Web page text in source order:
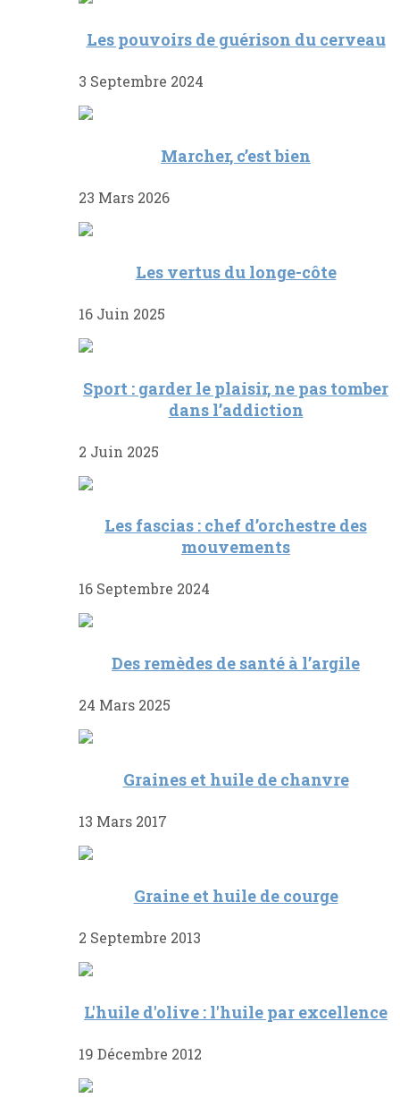
Les pouvoirs de guérison du cerveau
3 Septembre 2024
Marcher, c’est bien
23 Mars 2026
Les vertus du longe-côte
16 Juin 2025
Sport : garder le plaisir, ne pas tomber
dans l’addiction
2 Juin 2025
Les fascias : chef d’orchestre des
mouvements
16 Septembre 2024
Des remèdes de santé à l’argile
24 Mars 2025
Graines et huile de chanvre
13 Mars 2017
Graine et huile de courge
2 Septembre 2013
L'huile d'olive : l'huile par excellence
19 Décembre 2012